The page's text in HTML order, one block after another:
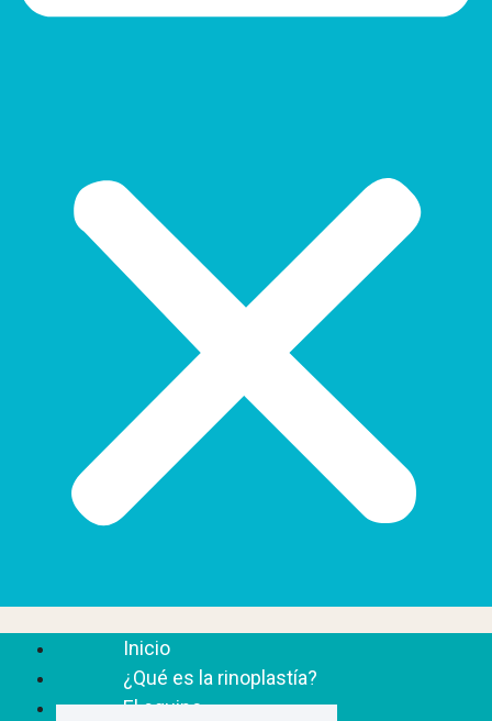
Inicio
¿Qué es la rinoplastía?
El equipo